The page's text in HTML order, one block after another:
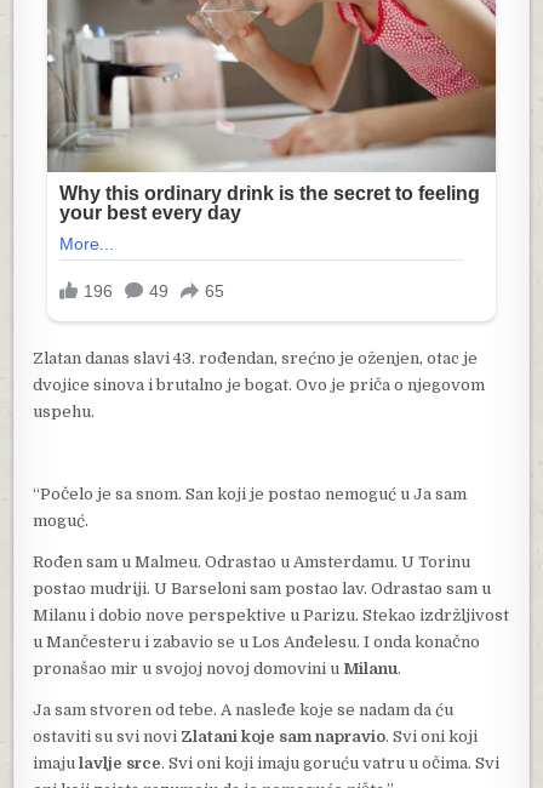
Zlatan danas slavi 43. rođendan, srećno je oženjen, otac je
dvojice sinova i brutalno je bogat. Ovo je priča o njegovom
uspehu.
“Počelo je sa snom. San koji je postao nemoguć u Ja sam
moguć.
Rođen sam u Malmeu. Odrastao u Amsterdamu. U Torinu
postao mudriji. U Barseloni sam postao lav. Odrastao sam u
Milanu i dobio nove perspektive u Parizu. Stekao izdržljivost
u Mančesteru i zabavio se u Los Anđelesu. I onda konačno
pronašao mir u svojoj novoj domovini u Milanu.
Ja sam stvoren od tebe. A nasleđe koje se nadam da ću
ostaviti su svi novi Zlatani koje sam napravio. Svi oni koji
imajulavlje srce. Svi oni koji imaju goruću vatru u očima. Svi